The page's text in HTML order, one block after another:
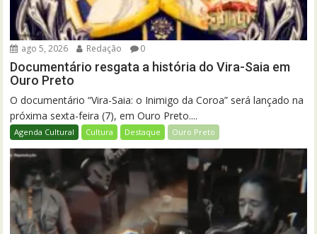
ago 5, 2026 Redação 0
Documentário resgata a história do Vira-Saia em
Ouro Preto
O documentário “Vira-Saia: o Inimigo da Coroa” será lançado na
próxima sexta-feira (7), em Ouro Preto....
Agenda Cultural Cultura Destaque Ouro Preto